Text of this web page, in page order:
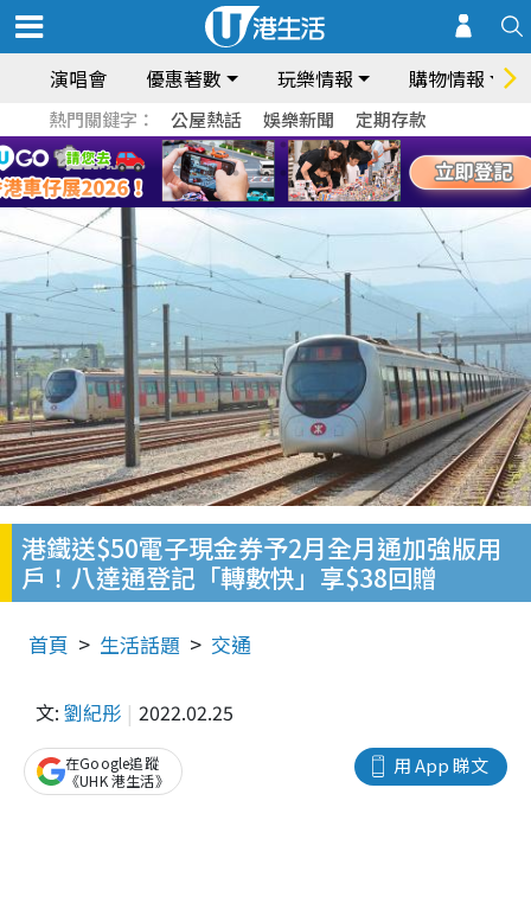
演唱會 優惠著數 玩樂情報 購物情報
熱門關鍵字： 公屋熱話 娛樂新聞 定期存款
港鐵送$50電子現金券予2月全月通加強版用
戶！八達通登記「轉數快」享$38回贈
首頁 生活話題 交通
文: 劉紀彤 2022.02.25
用 App 睇文
在Google追蹤
《UHK 港生活》